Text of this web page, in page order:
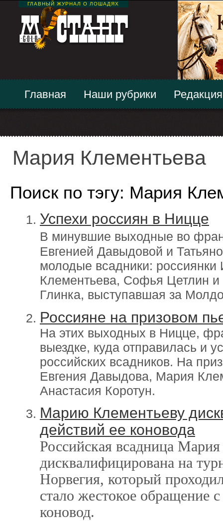
ГЛАВНЫЙ ЖУРНАЛ О ЛОШАДЯХ
Главная Наши рубрики Редакция
Мария Клементьева
Поиск по тэгу: Мария
Успехи россиян в Ницце
В минувшие выходные во
Евгенией Давыдовой и
молодые всадники:
Клементьева, Софья Цетлин
Глинка, выступавшая за
Россияне на призовом
На этих выходных в Ницце,
выездке, куда отправилась и
российских всадников. На
Евгения Давыдова, Мария
Анастасия Коротун.
Марию Клементьеву
действий ее коновода
Российская всадница
дисквалифицирована на
Норвегия, который
стало жестокое обращение
коновод.